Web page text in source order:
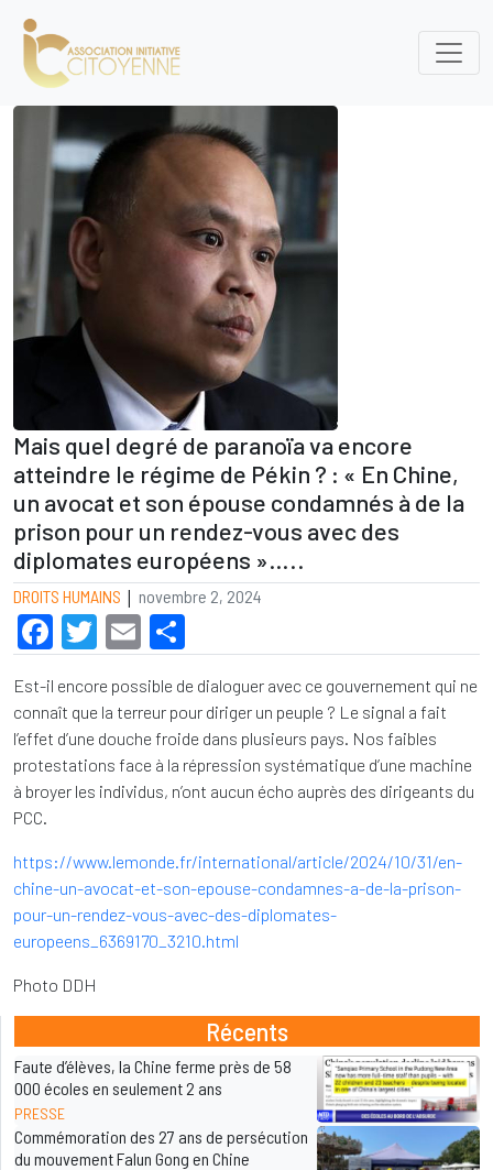
Mais quel degré de paranoïa va encore
atteindre le régime de Pékin ? : « En Chine,
un avocat et son épouse condamnés à de la
prison pour un rendez-vous avec des
diplomates européens »…..
DROITS HUMAINS | novembre 2, 2024
Facebook
Twitter
Email
Est-il encore possible de dialoguer avec ce gouvernement qui ne
connaît que la terreur pour diriger un peuple ? Le signal a fait
l’effet d’une douche froide dans plusieurs pays. Nos faibles
protestations face à la répression systématique d’une machine
à broyer les individus, n’ont aucun écho auprès des dirigeants du
PCC.
https://www.lemonde.fr/international/article/2024/10/31/en-
chine-un-avocat-et-son-epouse-condamnes-a-de-la-prison-
pour-un-rendez-vous-avec-des-diplomates-
europeens_6369170_3210.html
Photo DDH
Récents
Faute d’élèves, la Chine ferme près de 58
000 écoles en seulement 2 ans
PRESSE
Commémoration des 27 ans de persécution
du mouvement Falun Gong en Chine